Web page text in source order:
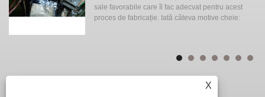
sale favorabile care îl fac adecvat pentru acest
proces de fabricație. Iată câteva motive cheie:
X